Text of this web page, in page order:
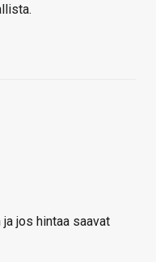
jos hintaa saavat